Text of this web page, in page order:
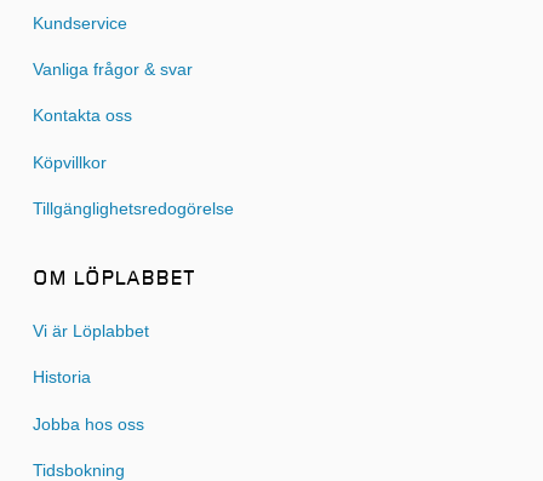
Kundservice
Vanliga frågor & svar
Kontakta oss
Köpvillkor
Tillgänglighetsredogörelse
OM LÖPLABBET
Vi är Löplabbet
Historia
Jobba hos oss
Tidsbokning